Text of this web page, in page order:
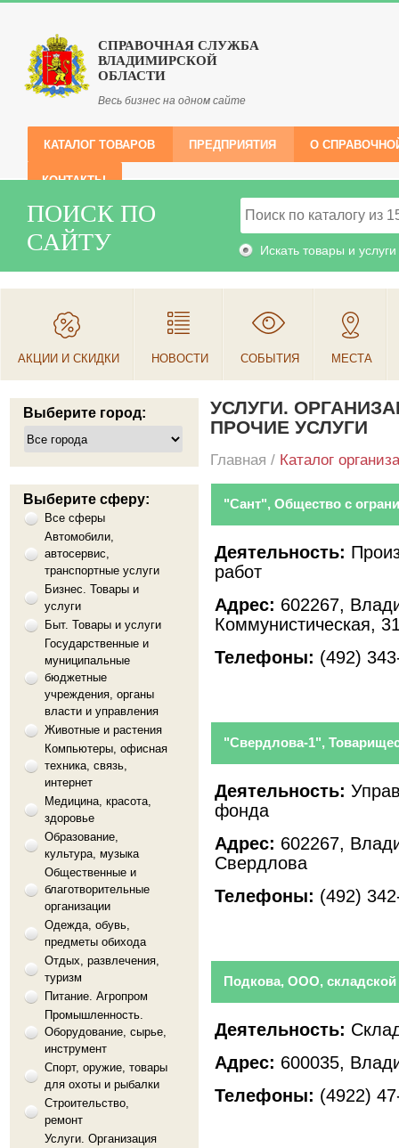
СПРАВОЧНАЯ СЛУЖБА
ВЛАДИМИРСКОЙ
ОБЛАСТИ
Весь бизнес на одном сайте
КАТАЛОГ ТОВАРОВ ПРЕДПРИЯТИЯ О
КОНТАКТЫ
ПОИСК ПО
САЙТУ
Искать товары и услуги
АКЦИИ И СКИДКИ НОВОСТИ СОБЫТИЯ МЕСТА
Выберите город:
Выберите сферу:
Все сферы
Автомобили,
автосервис,
транспортные услуги
Бизнес. Товары и
услуги
Быт. Товары и услуги
Государственные и
муниципальные
бюджетные
учреждения, органы
власти и управления
Животные и растения
Компьютеры, офисная
техника, связь,
интернет
Медицина, красота,
здоровье
Образование,
культура, музыка
Общественные и
благотворительные
организации
Одежда, обувь,
предметы обихода
Отдых, развлечения,
туризм
Питание. Агропром
Промышленность.
Оборудование, сырье,
инструмент
Спорт, оружие, товары
для охоты и рыбалки
Строительство,
ремонт
Услуги. Организация
УСЛУГИ.
ПРОЧИЕ УСЛУГИ
Главная / Каталог
"Сант", Общество с
Деятельность:
работ
Адрес: 602267,
Коммунистическая,
Телефоны: (492)
"Свердлова-1",
Деятельность:
фонда
Адрес: 602267,
Свердлова
Телефоны: (492)
Подкова, ООО, складской
Деятельность:
Адрес: 600035,
Телефоны: (4922)